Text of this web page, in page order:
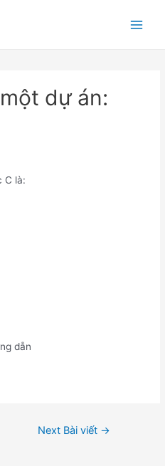
dự án:
C là:
dẫn
Next Bài viết →